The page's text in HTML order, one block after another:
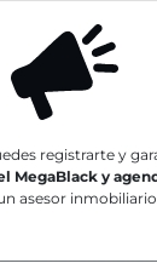
registrarte y
MegaBlack y
asesor